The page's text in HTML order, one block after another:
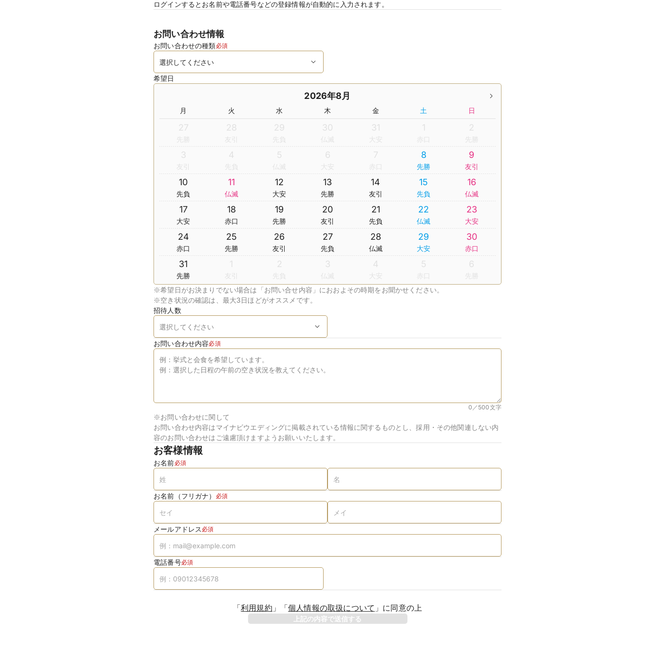
ログインするとお名前や電話番号などの登録情報が自動的に入力されます。
お問い合わせ情報
お問い合わせの種類必須
希望日
2026年8月
月 火 水 木 金 土 日
27
先勝
28
友引
29
先負
30
仏滅
31
大安
1
赤口
2
先勝
3
友引
4
先負
5
仏滅
6
大安
7
赤口
8
先勝
9
友引
10
先負
11
仏滅
12
大安
13
先勝
14
友引
15
先負
16
仏滅
17
大安
18
赤口
19
先勝
20
友引
21
先負
22
仏滅
23
大安
24
赤口
25
先勝
26
友引
27
先負
28
仏滅
29
大安
30
赤口
31
先勝
1
友引
2
先負
3
仏滅
4
大安
5
赤口
6
先勝
※希望日がお決まりでない場合は「お問い合せ内容」におおよその時期をお聞かせください。
※空き状況の確認は、最大3日ほどがオススメです。
招待人数
お問い合わせ内容必須
0／500文字
※お問い合わせに関して
お問い合わせ内容はマイナビウエディングに掲載されている情報に関するものとし、採用・その他関連しない内
容のお問い合わせはご遠慮頂けますようお願いいたします。
お客様情報
お名前必須
お名前（フリガナ） 必須
メールアドレス 必須
電話番号必須
「利用規約 」 「個人情報の取扱について 」 に同意の上
上記の内容で送信する